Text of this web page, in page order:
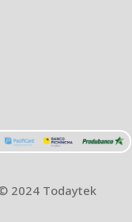
2024 Todaytek